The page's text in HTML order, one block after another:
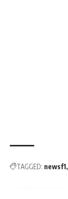
TAGGED: newsf1